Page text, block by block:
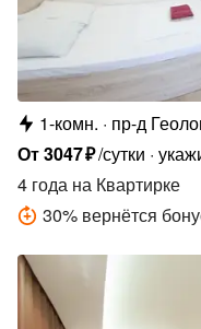
1-комн.
пр-д
От3047₽/сутки
4 года на Квартирке
30% вернётся